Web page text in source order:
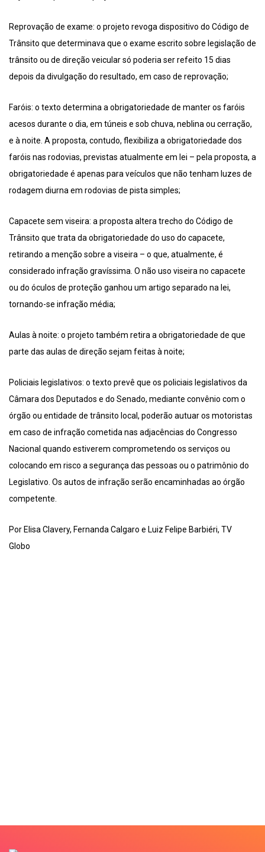
Reprovação de exame: o projeto revoga dispositivo do Código de
Trânsito que determinava que o exame escrito sobre legislação de
trânsito ou de direção veicular só poderia ser refeito 15 dias
depois da divulgação do resultado, em caso de reprovação;
Faróis: o texto determina a obrigatoriedade de manter os faróis
acesos durante o dia, em túneis e sob chuva, neblina ou cerração,
e à noite. A proposta, contudo, flexibiliza a obrigatoriedade dos
faróis nas rodovias, previstas atualmente em lei – pela proposta, a
obrigatoriedade é apenas para veículos que não tenham luzes de
rodagem diurna em rodovias de pista simples;
Capacete sem viseira: a proposta altera trecho do Código de
Trânsito que trata da obrigatoriedade do uso do capacete,
retirando a menção sobre a viseira – o que, atualmente, é
considerado infração gravíssima. O não uso viseira no capacete
ou do óculos de proteção ganhou um artigo separado na lei,
tornando-se infração média;
Aulas à noite: o projeto também retira a obrigatoriedade de que
parte das aulas de direção sejam feitas à noite;
Policiais legislativos: o texto prevê que os policiais legislativos da
Câmara dos Deputados e do Senado, mediante convênio com o
órgão ou entidade de trânsito local, poderão autuar os motoristas
em caso de infração cometida nas adjacências do Congresso
Nacional quando estiverem comprometendo os serviços ou
colocando em risco a segurança das pessoas ou o patrimônio do
Legislativo. Os autos de infração serão encaminhadas ao órgão
competente.
Por Elisa Clavery, Fernanda Calgaro e Luiz Felipe Barbiéri, TV
Globo